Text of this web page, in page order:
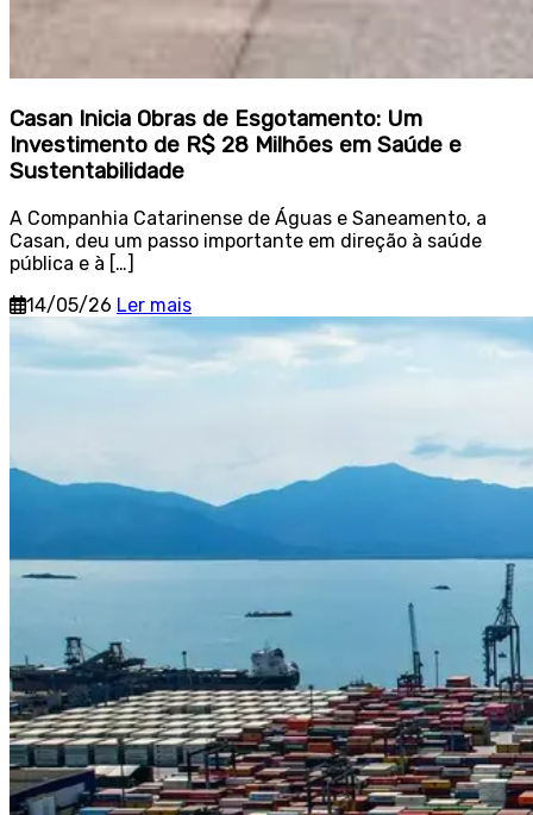
Casan Inicia Obras de Esgotamento: Um
Investimento de R$ 28 Milhões em Saúde e
Sustentabilidade
A Companhia Catarinense de Águas e Saneamento, a
Casan, deu um passo importante em direção à saúde
pública e à […]
14/05/26 Ler mais